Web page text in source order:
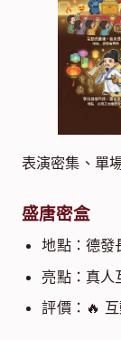
表演密集、單
盛唐密盒
地點：德發
亮點：真人
評價：🔥